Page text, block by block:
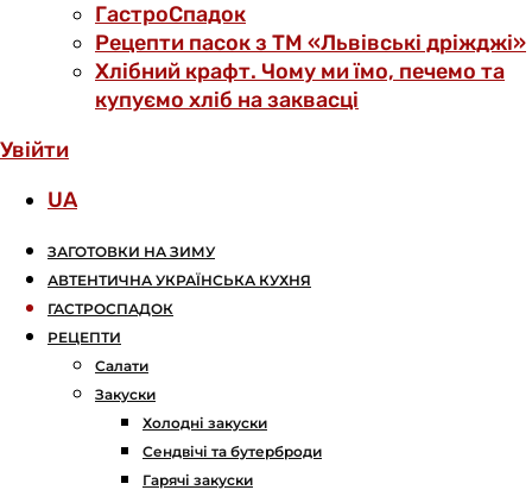
ГастроСпадок
Рецепти пасок з ТМ «Львівські дріжджі»
Хлібний крафт. Чому ми їмо, печемо та
купуємо хліб на заквасці
Увійти
UA
ЗАГОТОВКИ НА ЗИМУ
АВТЕНТИЧНА УКРАЇНСЬКА КУХНЯ
ГАСТРОСПАДОК
РЕЦЕПТИ
Салати
Закуски
Холодні закуски
Сендвічі та бутерброди
Гарячі закуски